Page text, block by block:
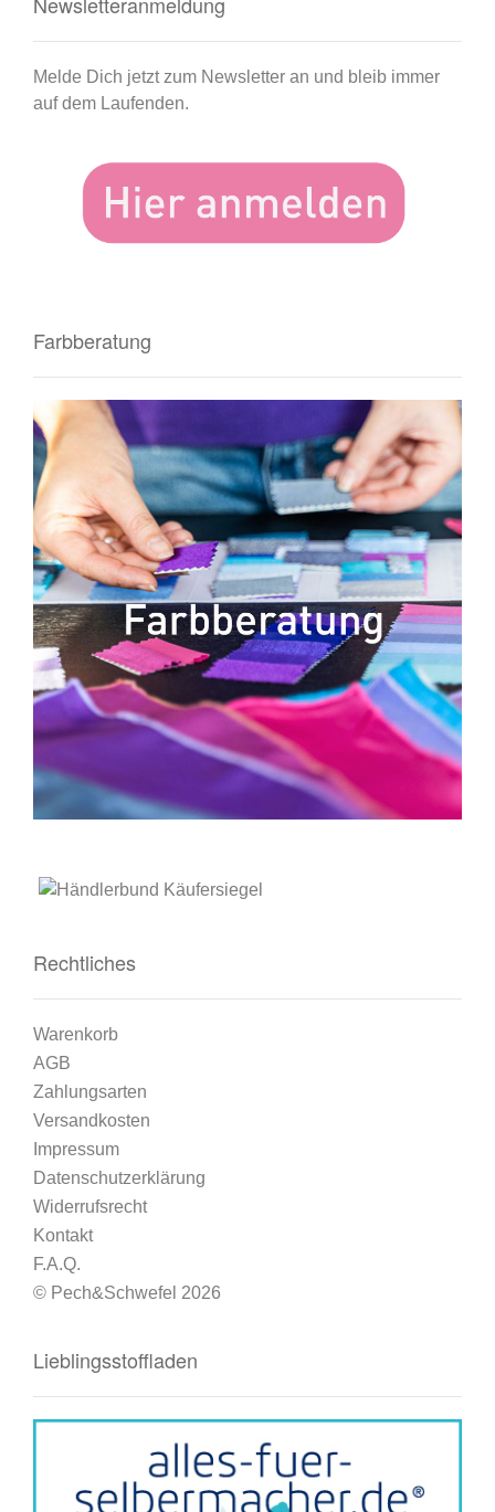
Melde Dich jetzt zum Newsletter an und bleib immer
auf dem Laufenden.
Farbberatung
Rechtliches
Warenkorb
AGB
Zahlungsarten
Versandkosten
Impressum
Datenschutzerklärung
Widerrufsrecht
Kontakt
F.A.Q.
© Pech&Schwefel 2026
Lieblingsstoffladen